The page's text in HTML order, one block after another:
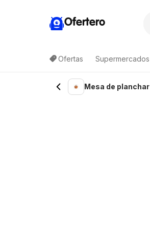
Ofertero
Ofertas Supermercados
Mesa de planchar